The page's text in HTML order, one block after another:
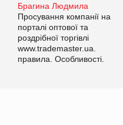
Брагина Людмила
Просування компанії на
порталі оптової та
роздрібної торгівлі
www.trademaster.ua.
правила. Особливості.